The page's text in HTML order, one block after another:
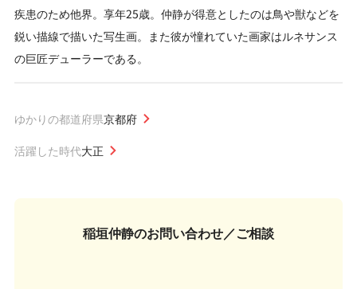
疾患のため他界。享年25歳。仲静が得意としたのは鳥や獣などを
鋭い描線で描いた写生画。また彼が憧れていた画家はルネサンス
の巨匠デューラーである。
ゆかりの都道府県京都府
活躍した時代大正
稲垣仲静のお問い合わせ／ご相談